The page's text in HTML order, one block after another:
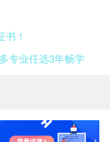
！
专业任选3年畅学